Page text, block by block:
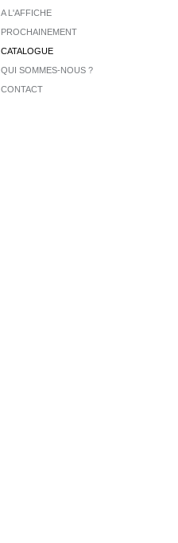
A L'AFFICHE
PROCHAINEMENT
CATALOGUE
QUI SOMMES-NOUS ?
CONTACT